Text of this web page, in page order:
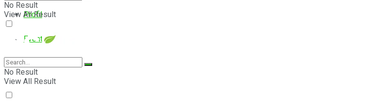
Profil
Event
E-Magazine
No Result
View All Result
No Result
View All Result